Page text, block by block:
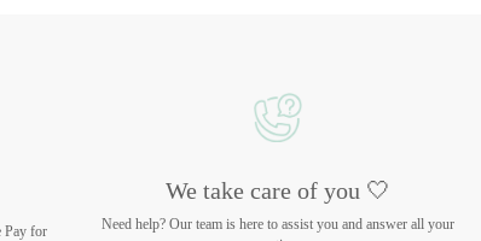
Pay for
We take care of you 🤍
Need help? Our team is here to assist you and answer all your